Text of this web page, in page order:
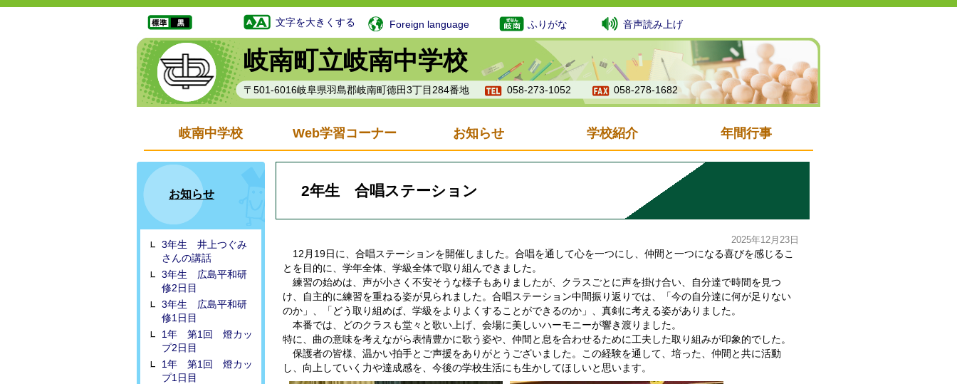
岐南町立岐南中学校
〒501-6016岐阜県羽島郡岐南町徳田3丁目284番地 058-273-1052 058-278-1682
文字を大きくする Foreign language ふりがな 音声読み上げ
岐南中学校 Web学習コーナー お知らせ 学校紹介 年間行事
お知らせ
3年生 井上つぐみ
さんの講話
3年生 広島平和研
修2日目
3年生 広島平和研
修1日目
1年 第1回 燈カッ
プ2日目
1年 第1回 燈カッ
プ1日目
2年生 合唱ステーション
2025年12月23日
12月19日に、合唱ステーションを開催しました。合唱を通して心を一つにし、仲間と一つになる喜びを感じるこ
とを目的に、学年全体、学級全体で取り組んできました。
練習の始めは、声が小さく不安そうな様子もありましたが、クラスごとに声を掛け合い、自分達で時間を見つ
け、自主的に練習を重ねる姿が見られました。合唱ステーション中間振り返りでは、「今の自分達に何が足りない
のか」、「どう取り組めば、学級をよりよくすることができるのか」、真剣に考える姿がありました。
本番では、どのクラスも堂々と歌い上げ、会場に美しいハーモニーが響き渡りました。
特に、曲の意味を考えながら表情豊かに歌う姿や、仲間と息を合わせるために工夫した取り組みが印象的でした。
保護者の皆様、温かい拍手とご声援をありがとうございました。この経験を通して、培った、仲間と共に活動
し、向上していく力や達成感を、今後の学校生活にも生かしてほしいと思います。